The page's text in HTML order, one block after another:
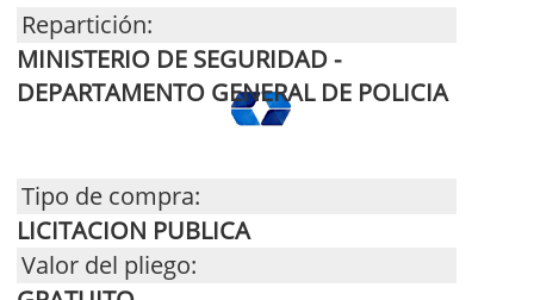
Repartición:
MINISTERIO DE SEGURIDAD -
DEPARTAMENTO GENERAL DE POLICIA
Tipo de compra:
LICITACION PUBLICA
Valor del pliego: